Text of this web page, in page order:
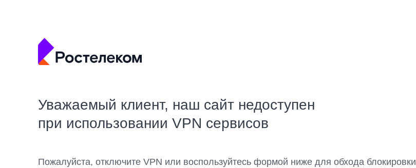
Уважаемый клиент, наш сайт недоступен
при использовании VPN сервисов
Пожалуйста, отключите VPN или воспользуйтесь формой ниже для обхода блокировки